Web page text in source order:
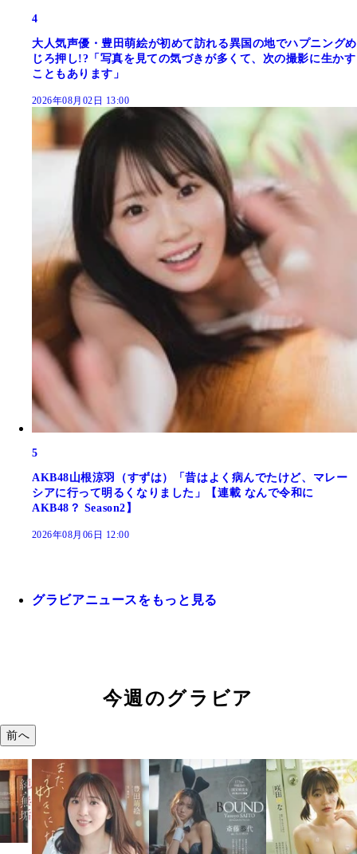
4
大人気声優・豊田萌絵が初めて訪れる異国の地でハプニングめ
じろ押し!?「写真を見ての気づきが多くて、次の撮影に生かす
こともあります」
2026年08月02日 13:00
5
AKB48山根涼羽（すずは）「昔はよく病んでたけど、マレー
シアに行って明るくなりました」【連載 なんで令和に
AKB48？ Season2】
2026年08月06日 12:00
グラビアニュースをもっと見る
今週のグラビア
前へ